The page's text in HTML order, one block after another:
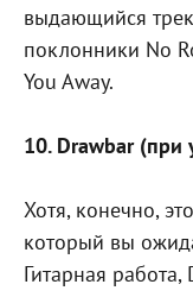
выдающийся
поклонники No
You Away.
10. Drawbar (при
Хотя, конечно,
который вы
Гитарная